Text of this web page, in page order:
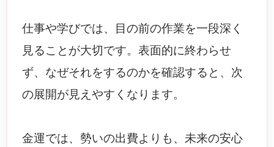
仕事や学びでは、目の前の作業を一段深く
見ることが大切です。表面的に終わらせ
ず、なぜそれをするのかを確認すると、次
の展開が見えやすくなります。
金運では、勢いの出費よりも、未来の安心